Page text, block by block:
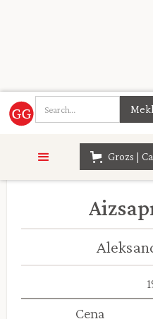
Grozs |
Sākumlapa >
Cena